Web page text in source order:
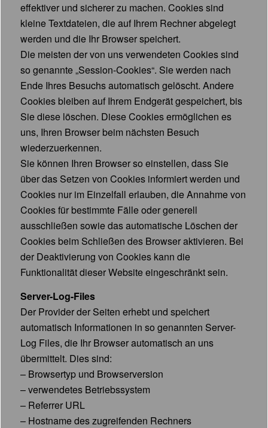
effektiver und sicherer zu machen. Cookies sind
kleine Textdateien, die auf Ihrem Rechner abgelegt
werden und die Ihr Browser speichert.
Die meisten der von uns verwendeten Cookies sind
so genannte „Session-Cookies“. Sie werden nach
Ende Ihres Besuchs automatisch gelöscht. Andere
Cookies bleiben auf Ihrem Endgerät gespeichert, bis
Sie diese löschen. Diese Cookies ermöglichen es
uns, Ihren Browser beim nächsten Besuch
wiederzuerkennen.
Sie können Ihren Browser so einstellen, dass Sie
über das Setzen von Cookies informiert werden und
Cookies nur im Einzelfall erlauben, die Annahme von
Cookies für bestimmte Fälle oder generell
ausschließen sowie das automatische Löschen der
Cookies beim Schließen des Browser aktivieren. Bei
der Deaktivierung von Cookies kann die
Funktionalität dieser Website eingeschränkt sein.
Server-Log-Files
Der Provider der Seiten erhebt und speichert
automatisch Informationen in so genannten Server-
Log Files, die Ihr Browser automatisch an uns
übermittelt. Dies sind:
– Browsertyp und Browserversion
– verwendetes Betriebssystem
– Referrer URL
– Hostname des zugreifenden Rechners